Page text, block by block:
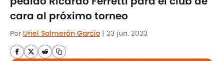
cara al próximo torneo
Por Uriel Salmerón García | 23 jun. 2023